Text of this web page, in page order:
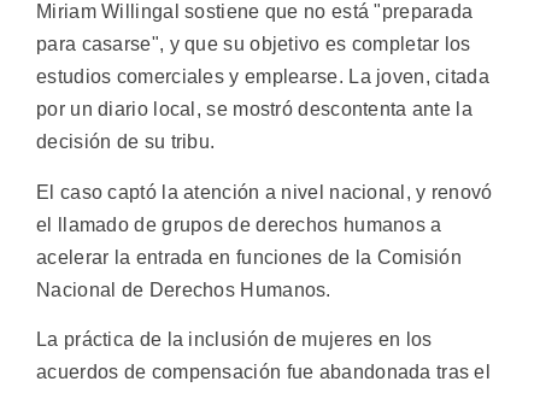
Miriam Willingal sostiene que no está "preparada
para casarse", y que su objetivo es completar los
estudios comerciales y emplearse. La joven, citada
por un diario local, se mostró descontenta ante la
decisión de su tribu.
El caso captó la atención a nivel nacional, y renovó
el llamado de grupos de derechos humanos a
acelerar la entrada en funciones de la Comisión
Nacional de Derechos Humanos.
La práctica de la inclusión de mujeres en los
acuerdos de compensación fue abandonada tras el